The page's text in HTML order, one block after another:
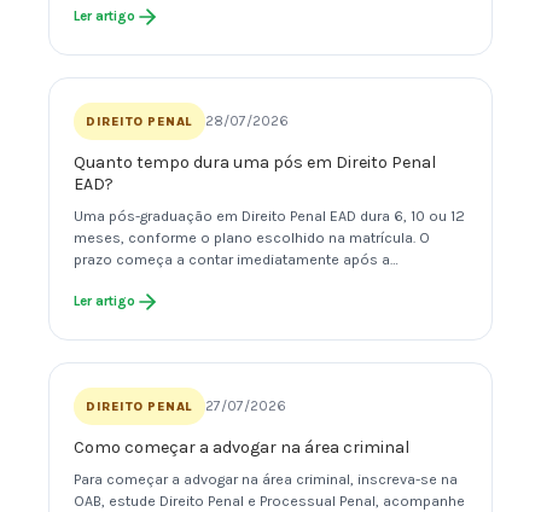
Ler artigo
DIREITO PENAL 28/07/2026
Quanto tempo dura uma pós em Direito Penal
EAD?
Uma pós-graduação em Direito Penal EAD dura 6, 10 ou 12
meses, conforme o plano escolhido na matrícula. O
prazo começa a contar imediatamente após a…
Ler artigo
DIREITO PENAL 27/07/2026
Como começar a advogar na área criminal
Para começar a advogar na área criminal, inscreva-se na
OAB, estude Direito Penal e Processual Penal, acompanhe